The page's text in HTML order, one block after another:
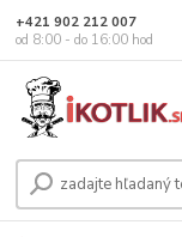
+421 902 212 007
od 8:00 - do 16:00 hod